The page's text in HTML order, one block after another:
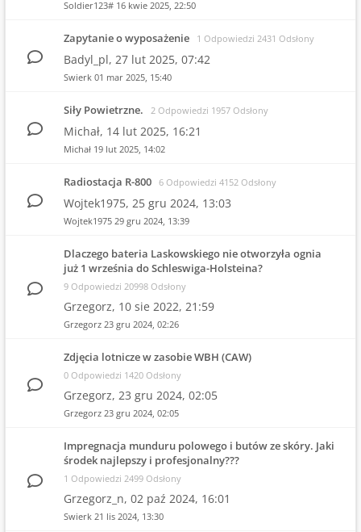
Soldier123# 16 kwie 2025, 22:50
Zapytanie o wyposażenie 1 Odpowiedzi 2431 Odsłony
Badyl_pl, 27 lut 2025, 07:42
Swierk 01 mar 2025, 15:40
Siły Powietrzne. 2 Odpowiedzi 1957 Odsłony
Michał, 14 lut 2025, 16:21
Michał 19 lut 2025, 14:02
Radiostacja R-800 6 Odpowiedzi 4152 Odsłony
Wojtek1975, 25 gru 2024, 13:03
Wojtek1975 29 gru 2024, 13:39
Dlaczego bateria Laskowskiego nie otworzyła ognia
już 1 września do Schleswiga-Holsteina?
9 Odpowiedzi 20998 Odsłony
Grzegorz, 10 sie 2022, 21:59
Grzegorz 23 gru 2024, 02:26
Zdjęcia lotnicze w zasobie WBH (CAW)
0 Odpowiedzi 1420 Odsłony
Grzegorz, 23 gru 2024, 02:05
Grzegorz 23 gru 2024, 02:05
Impregnacja munduru polowego i butów ze skóry. Jaki
środek najlepszy i profesjonalny???
1 Odpowiedzi 2499 Odsłony
Grzegorz_n, 02 paź 2024, 16:01
Swierk 21 lis 2024, 13:30